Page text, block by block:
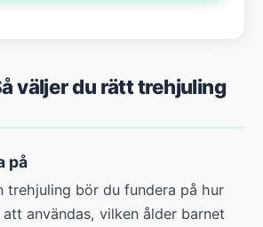
väljer du rätt trehjuling
på
trehjuling bör du fundera på hur
användas, vilken ålder barnet